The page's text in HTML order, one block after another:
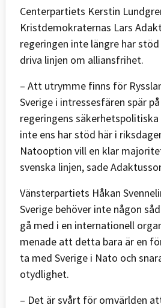
Centerpartiets Kerstin
Kristdemokraternas Lars
regeringen inte längre har
driva linjen om alliansfrihet.
– Att utrymme finns för
Sverige i intressesfären spär
regeringens säkerhetspolitiska
inte ens har stöd här i
Natooption vill en klar
svenska linjen, sade
Vänsterpartiets Håkan
Sverige behöver inte någon
gå med i en internationell
menade att detta bara är en
ta med Sverige i Nato och
otydlighet.
– Det är svårt för omvärlden